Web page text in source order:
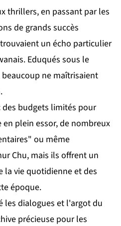
thrillers, en passant par les
de grands succès
un écho particulier
Eduqués sous le
ne maîtrisaient
des budgets limités pour
plein essor, de nombreux
ou même
Chu, mais ils offrent un
la vie quotidienne et des
époque.
les dialogues et l'argot du
précieuse pour les